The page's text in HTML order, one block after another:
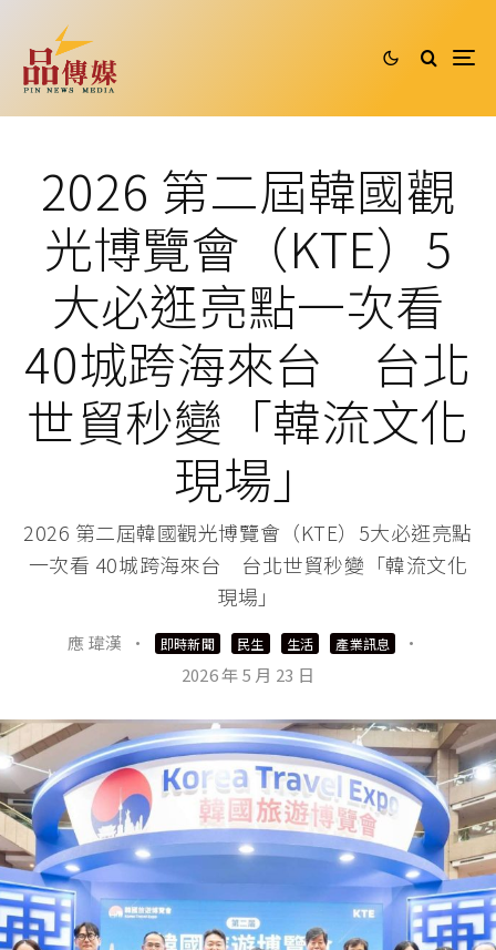
2026 第二屆韓國觀
光博覽會（KTE）5
大必逛亮點一次看
40城跨海來台 台北
世貿秒變「韓流文化
現場」
2026 第二屆韓國觀光博覽會（KTE）5大必逛亮點
一次看 40城跨海來台 台北世貿秒變「韓流文化
現場」
應 瑋漢 · 即時新聞 民生 生活 產業訊息
·
2026 年 5 月 23 日